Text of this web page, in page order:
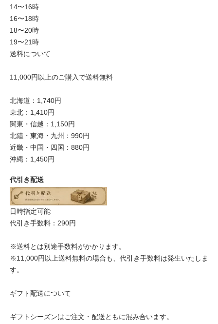
14〜16時
16〜18時
18〜20時
19〜21時
送料について
11,000円以上のご購入で送料無料
北海道：1,740円
東北：1,410円
関東・信越：1,150円
北陸・東海・九州：990円
近畿・中国・四国：880円
沖縄：1,450円
代引き配送
日時指定可能
代引き手数料：290円
※送料とは別途手数料がかかります。
※11,000円以上送料無料の場合も、代引き手数料は発生いたしま
す。
ギフト配送について
ギフトシーズンはご注文・配送ともに混み合います。